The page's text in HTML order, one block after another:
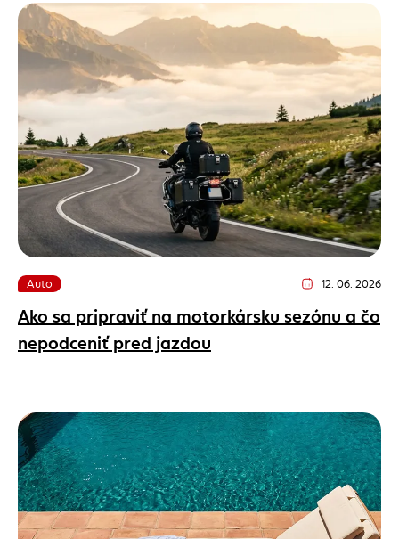
Auto Dátum vydania
12. 06. 2026
Ako sa pripraviť na motorkársku sezónu a čo
nepodceniť pred jazdou